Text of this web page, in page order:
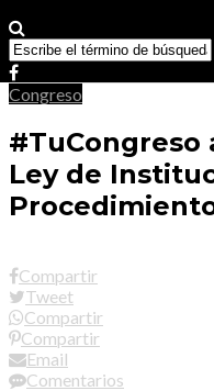
Congreso
#TuCongreso
Ley de
Compartir
Tweet
Compartir
Compartir
Email
Comentarios